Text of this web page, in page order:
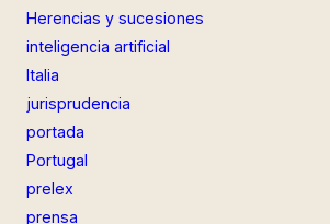
Herencias y sucesiones
inteligencia artificial
Italia
jurisprudencia
portada
Portugal
prelex
prensa